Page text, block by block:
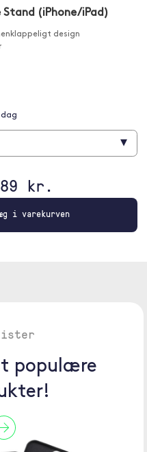
Stand (iPhone/iPad)
design
dag
▾
kr.
i varekurven
populære